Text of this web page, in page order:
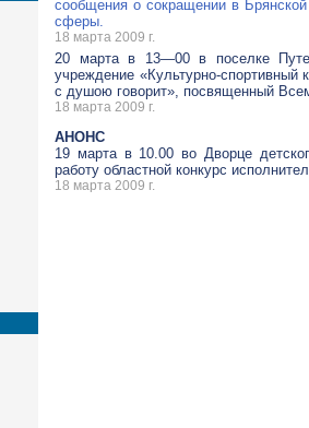
сообщения о сокращении в
сферы.
18 марта 2009 г.
20 марта в 13—00в поселке
учреждение «Культурно-
с душою говорит», посвященный
18 марта 2009 г.
АНОНС
19 марта в 10.00 во Дворце
работу областной конкурс
18 марта 2009 г.